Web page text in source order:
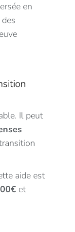
en
Il peut
aide est
et